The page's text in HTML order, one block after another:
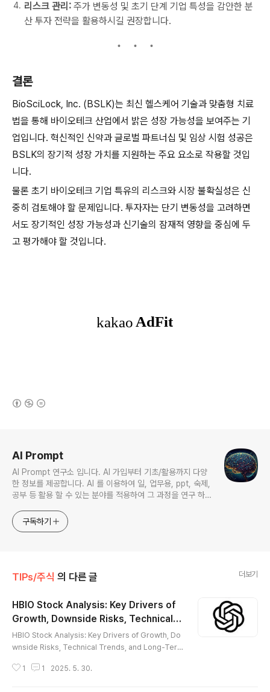
리스크 관리: 주가 변동성 및 초기 단계 기업 특성을 감안한 분
산 투자 전략을 활용하시길 권장합니다.
결론
BioSciLock, Inc. (BSLK)는 최신 헬스케어 기술과 맞춤형 치료
법을 통해 바이오테크 산업에서 밝은 성장 가능성을 보여주는 기
업입니다. 혁신적인 신약과 글로벌 파트너십 및 임상 시험 성공은
BSLK의 장기적 성장 가치를 지원하는 주요 요소로 작용할 것입
니다.
물론 초기 바이오테크 기업 특유의 리스크와 시장 불확실성은 신
중히 검토해야 할 문제입니다. 투자자는 단기 변동성을 고려하면
서도 장기적인 성장 가능성과 신기술의 잠재적 영향을 중심에 두
고 평가해야 할 것입니다.
AI Prompt
AI Prompt 연구소 입니다. AI 가입부터 기초/활용까지 다양
한 정보를 제공합니다. AI 를 이용하여 일, 업무용, ppt, 숙제,
공부 등 활용 할 수 있는 분야를 적용하여 그 과정을 연구 하여
아닙니다. * ChatGPT 와 경제, 금융, 상식 등 다양한 정보를
연구 합니다. * 한국/미국의 상승 주식을 집중 탐구 하여 작성
구독하기
TIPs/주식 의 다른 글 더보기
HBIO Stock Analysis: Key Drivers of
Growth, Downside Risks, Technical T
rends, and Long-Term Investment P
otential
HBIO Stock Analysis: Key Drivers of Growth, Do
wnside Risks, Technical Trends, and Long-Ter
c. (HBIO) is a leading provider of advanced labo
1 1 2025. 5. 30.